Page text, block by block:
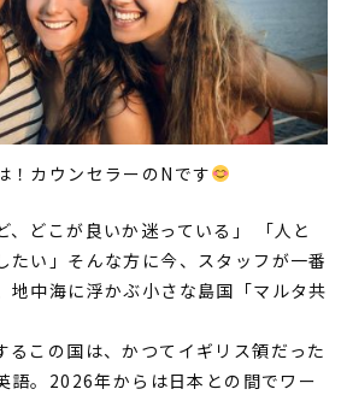
！カウンセラーのN です
、どこが良いか迷っている」 「人と
たい」そんな方に今、スタッフが一番
地中海に浮かぶ小さな島国「マルタ共
るこの国は、かつてイギリス領だった
。 2026年からは日本との間でワー